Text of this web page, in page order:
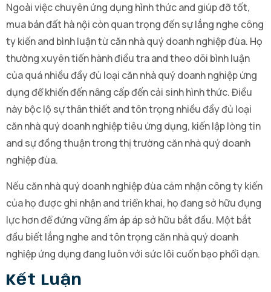
Ngoài việc chuyên ứng dụng hình thức and giúp đỡ tốt,
mua bán đất hà nội còn quan trọng đến sự lắng nghe công
ty kiến and bình luận từ căn nhà quý doanh nghiệp đùa. Họ
thường xuyên tiến hành điều tra and theo dõi bình luận
của quá nhiều đầy đủ loại căn nhà quý doanh nghiệp ứng
dụng để khiến đến nâng cấp đến cải sinh hình thức. Điều
này bộc lộ sự thân thiết and tôn trọng nhiều đầy đủ loại
căn nhà quý doanh nghiệp tiêu ứng dụng, kiến lập lòng tin
and sự đồng thuận trong thị trường căn nhà quý doanh
nghiệp đùa.
Nếu căn nhà quý doanh nghiệp đùa cảm nhận công ty kiến
của họ được ghi nhận and triển khai, họ đang sở hữu đụng
lực hơn để đứng vững ấm áp áp sở hữu bắt đầu. Một bắt
đầu biết lắng nghe and tôn trọng căn nhà quý doanh
nghiệp ứng dụng đang luôn với sức lôi cuốn bạo phổi dạn.
Kết Luận